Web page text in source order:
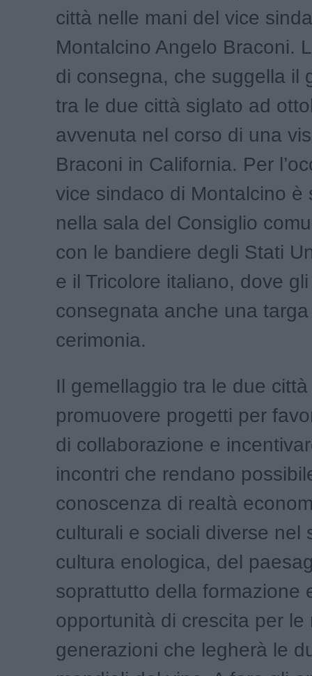
città nelle mani del vice
Montalcino Angelo Braconi.
di consegna, che suggella il
tra le due città siglato ad
avvenuta nel corso di una
Braconi in California. Per
vice sindaco di Montalcino è
nella sala del Consiglio
con le bandiere degli Stati
e il Tricolore italiano, dove
consegnata anche una
cerimonia.
Il gemellaggio tra le due
promuovere progetti per
di collaborazione e
incontri che rendano
conoscenza di realtà
culturali e sociali diverse nel
cultura enologica, del
soprattutto della formazione
opportunità di crescita per le
generazioni che legherà le